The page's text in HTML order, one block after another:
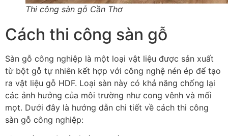
Thi công sàn gỗ Cần Thơ
Cách thi công sàn gỗ
Sàn gỗ công nghiệp là một loại vật liệu được sản xuất
từ bột gỗ tự nhiên kết hợp với công nghệ nén ép để tạo
ra vật liệu gỗ HDF. Loại sàn này có khả năng chống lại
các ảnh hưởng của môi trường như cong vênh và mối
mọt. Dưới đây là hướng dẫn chi tiết về cách thi công
sàn gỗ công nghiệp: